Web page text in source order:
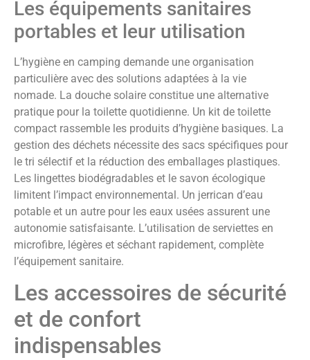
Les équipements sanitaires
portables et leur utilisation
L’hygiène en camping demande une organisation
particulière avec des solutions adaptées à la vie
nomade. La douche solaire constitue une alternative
pratique pour la toilette quotidienne. Un kit de toilette
compact rassemble les produits d’hygiène basiques. La
gestion des déchets nécessite des sacs spécifiques pour
le tri sélectif et la réduction des emballages plastiques.
Les lingettes biodégradables et le savon écologique
limitent l’impact environnemental. Un jerrican d’eau
potable et un autre pour les eaux usées assurent une
autonomie satisfaisante. L’utilisation de serviettes en
microfibre, légères et séchant rapidement, complète
l’équipement sanitaire.
Les accessoires de sécurité
et de confort
indispensables